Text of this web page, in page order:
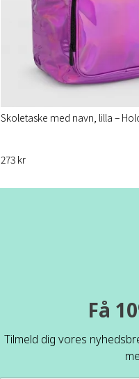
Skoletaske med navn, lilla –
273 kr
Få
Tilmeld dig vores